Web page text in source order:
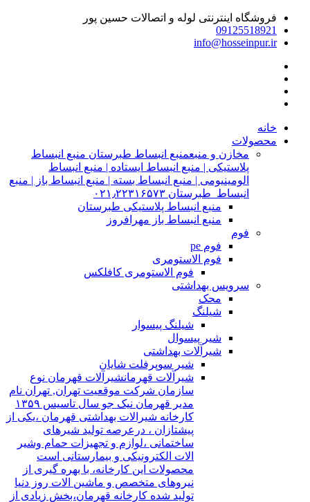
فروشگاه اینترنتی لوله و اتصالات حسین پور
09125518921
info@hosseinpur.ir
خانه
محصولات
مخازن و منبعمنبع انبساط طبرستان منبع انبساط
پلاستیکی | منبع انبساط ایستاده | منبع انبساط
الومینیومی | منبع انبساط بسته | منبع انبساط باز | منبع
انبساط طبرستان ۰۲۱٫۲۲۳۱۶۵۷۳
منبع انبساط پلاستیکی طبرستان
منبع انبساط باز مهرافروز
فوم
فوم pe
فوم الاستومری
فوم الاستومری کافلکس
سرویس بهداشتی
محک
شیلنگ
شیلنگ پیسوار
شیر پیسوال
شیرآلات بهداشتی
شیر سوپرفلت شایان
شیرآلات قهرمانشیرآلات قهرمان نوع
سازمان شرکت موقعیت تهران, تهران نام
مدیر قهرمان نیک جو سال تاسیس ۱۳۵۹
کارخانه شیرالات بهداشتی قهرمان ،یکی از
پیشتازان ، درعرصه تولید شیرهای
ساختمانی ،لوازم و تجهیزات حمام وشیر
الات الکترونیکی و بیمارستانی است
محصولات این کارخانه، با بهره گیری از
نیروهای متخصص و ماشین الات روز دنیا
تولید شده کارخانه قهرمان،بخش زیادی از